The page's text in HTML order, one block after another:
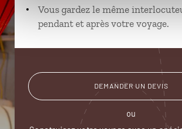
Vous gardez le même
pendant et après votre voyage.
DEMANDER UN DEVIS
ou